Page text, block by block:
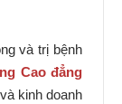
và trị bệnh
Cao đẳng
kinh doanh